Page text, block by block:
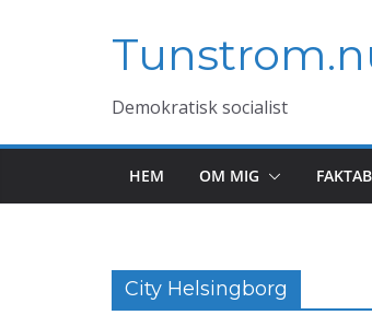
Demokratisk socialist
HEM OM MIG
City Helsingborg